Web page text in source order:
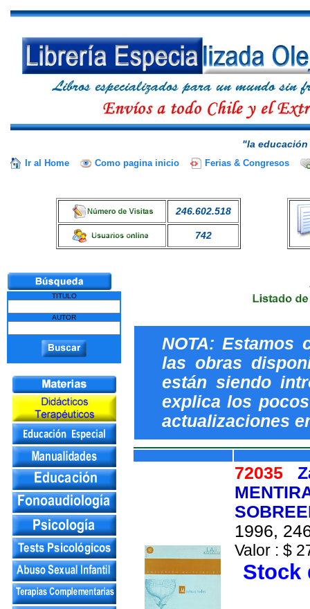
"la
Ir al Home Como pagina inicio Ferias & Congresos
246.602.518
742
TITULO
AUTOR
NOTA: Estamos
las obras
están siendo
explica los
actualizaciones
72035
1996,
Valor : $
Stock